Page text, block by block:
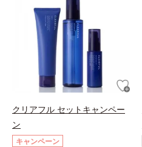
クリアフル セットキャンペー
ン
キャンペーン